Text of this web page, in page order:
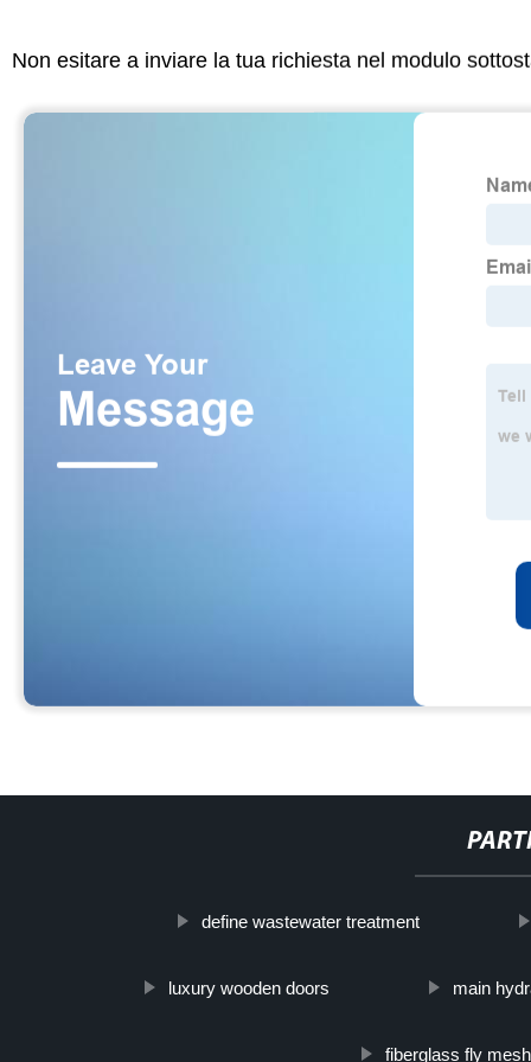
Non esitare a inviare la tua richiesta nel modulo
define wastewater treatment
luxury wooden doors main
fiberglass fly mesh